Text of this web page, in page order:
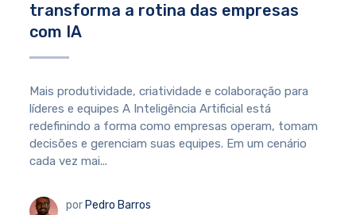
transforma a rotina das empresas
com IA
Mais produtividade, criatividade e colaboração para
líderes e equipes A Inteligência Artificial está
redefinindo a forma como empresas operam, tomam
decisões e gerenciam suas equipes. Em um cenário
cada vez mai...
por Pedro Barros